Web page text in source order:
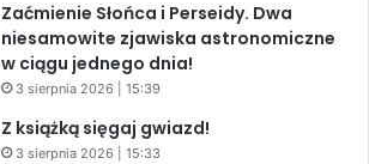
Zaćmienie Słońca i Perseidy. Dwa
niesamowite zjawiska astronomiczne
w ciągu jednego dnia!
3 sierpnia 2026 | 15:39
Z książką sięgaj gwiazd!
3 sierpnia 2026 | 15:33